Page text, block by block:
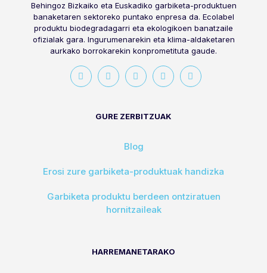
Behingoz Bizkaiko eta Euskadiko garbiketa-produktuen
banaketaren sektoreko puntako enpresa da. Ecolabel
produktu biodegradagarri eta ekologikoen banatzaile
ofizialak gara. Ingurumenarekin eta klima-aldaketaren
aurkako borrokarekin konprometituta gaude.
GURE ZERBITZUAK
Blog
Erosi zure garbiketa-produktuak handizka
Garbiketa produktu berdeen ontziratuen
hornitzaileak
HARREMANETARAKO